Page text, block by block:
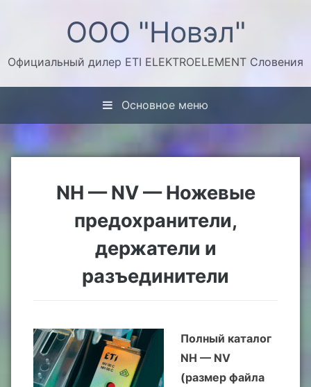
содержимомуООО "Новэл"
Официальный дилер ETI ELEKTROELEMENT Словения
Основное меню
NH — NV — Ножевые
предохранители,
держатели и
разъединители
Полный каталог
NH — NV
(размер файла